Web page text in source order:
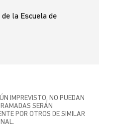
la Escuela de
IMPREVISTO, NO PUEDAN
SERÁN
POR OTROS DE SIMILAR